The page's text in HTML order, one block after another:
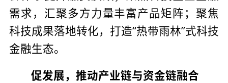
需求，汇聚多方力量丰富产品矩阵；聚焦
科技成果落地转化，打造“热带雨林”式科技
金融生态。
促发展，推动产业链与资金链融合